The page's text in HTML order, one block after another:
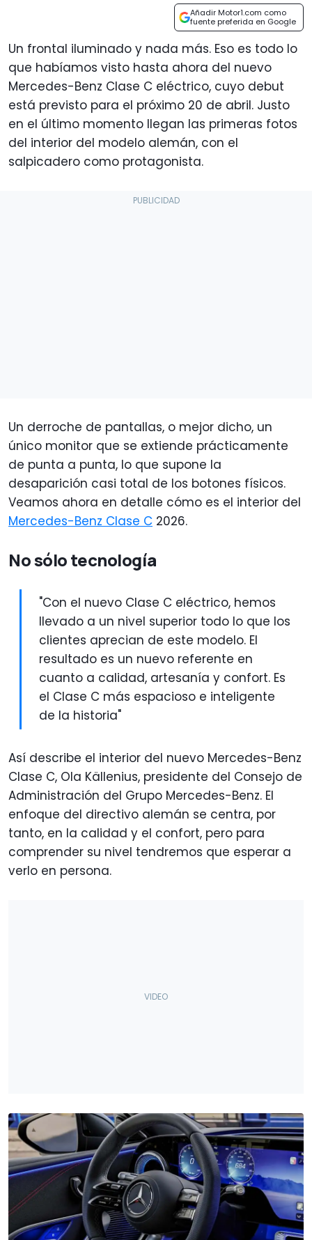
Añadir Motor1.com como
fuente preferida en Google
Un frontal iluminado y nada más. Eso es todo lo
que habíamos visto hasta ahora del nuevo
Mercedes-Benz Clase C eléctrico, cuyo debut
está previsto para el próximo 20 de abril. Justo
en el último momento llegan las primeras fotos
del interior del modelo alemán, con el
salpicadero como protagonista.
Un derroche de pantallas, o mejor dicho, un
único monitor que se extiende prácticamente
de punta a punta, lo que supone la
desaparición casi total de los botones físicos.
Veamos ahora en detalle cómo es el interior del
Mercedes-Benz Clase C 2026.
No sólo tecnología
"Con el nuevo Clase C eléctrico, hemos
llevado a un nivel superior todo lo que los
clientes aprecian de este modelo. El
resultado es un nuevo referente en
cuanto a calidad, artesanía y confort. Es
el Clase C más espacioso e inteligente
de la historia"
Así describe el interior del nuevo Mercedes-Benz
Clase C, Ola Källenius, presidente del Consejo de
Administración del Grupo Mercedes-Benz. El
enfoque del directivo alemán se centra, por
tanto, en la calidad y el confort, pero para
comprender su nivel tendremos que esperar a
verlo en persona.